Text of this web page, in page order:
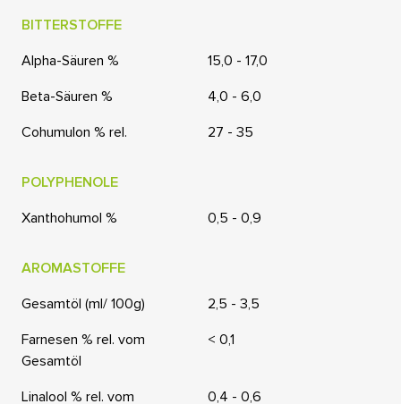
BITTERSTOFFE
Alpha-Säuren %
15,0 - 17,0
Beta-Säuren %
4,0 - 6,0
Cohumulon % rel.
27 - 35
POLYPHENOLE
Xanthohumol %
0,5 - 0,9
AROMASTOFFE
Gesamtöl (ml/ 100g)
2,5 - 3,5
Farnesen % rel. vom
Gesamtöl
< 0,1
Linalool % rel. vom
0,4 - 0,6